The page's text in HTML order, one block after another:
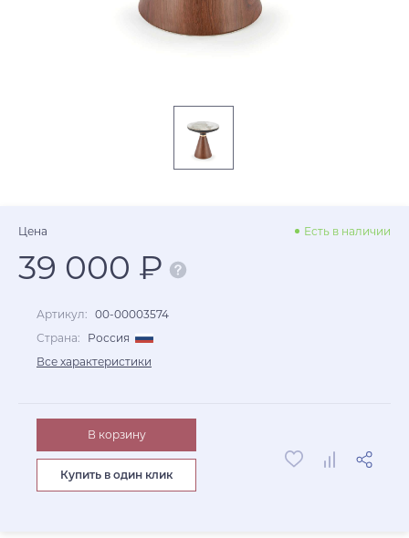
Цена Есть в наличии
39 000 ₽
Артикул: 00-00003574
Страна:
Россия
Все характеристики
В корзину
Купить в один клик